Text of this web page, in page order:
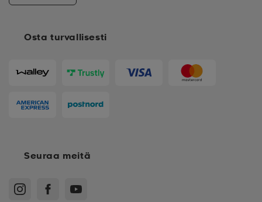
Osta turvallisesti
Seuraa meitä